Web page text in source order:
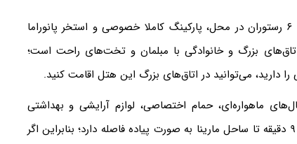
هتل مارینا بیبلوس امکانات فوق‌العاده‌ای مانند ۶ رستوران در محل، پارکینگ کاملا خصوصی و استخر پانوراما
بزرگ و خانوادگی با مبلمان و تخت‌های راحت است؛
دارید، می‌توانید در اتاق‌های بزرگ این هتل اقامت کنید.
ماهواره‌ای، حمام اختصاصی، لوازم آرایشی و بهداشتی
رایگان و... وجود دارد. هتل مارینا بیبلوس فقط ۹ دقیقه تا ساحل مارینا به صورت پیاده فاصله دارد؛ بنابراین اگر